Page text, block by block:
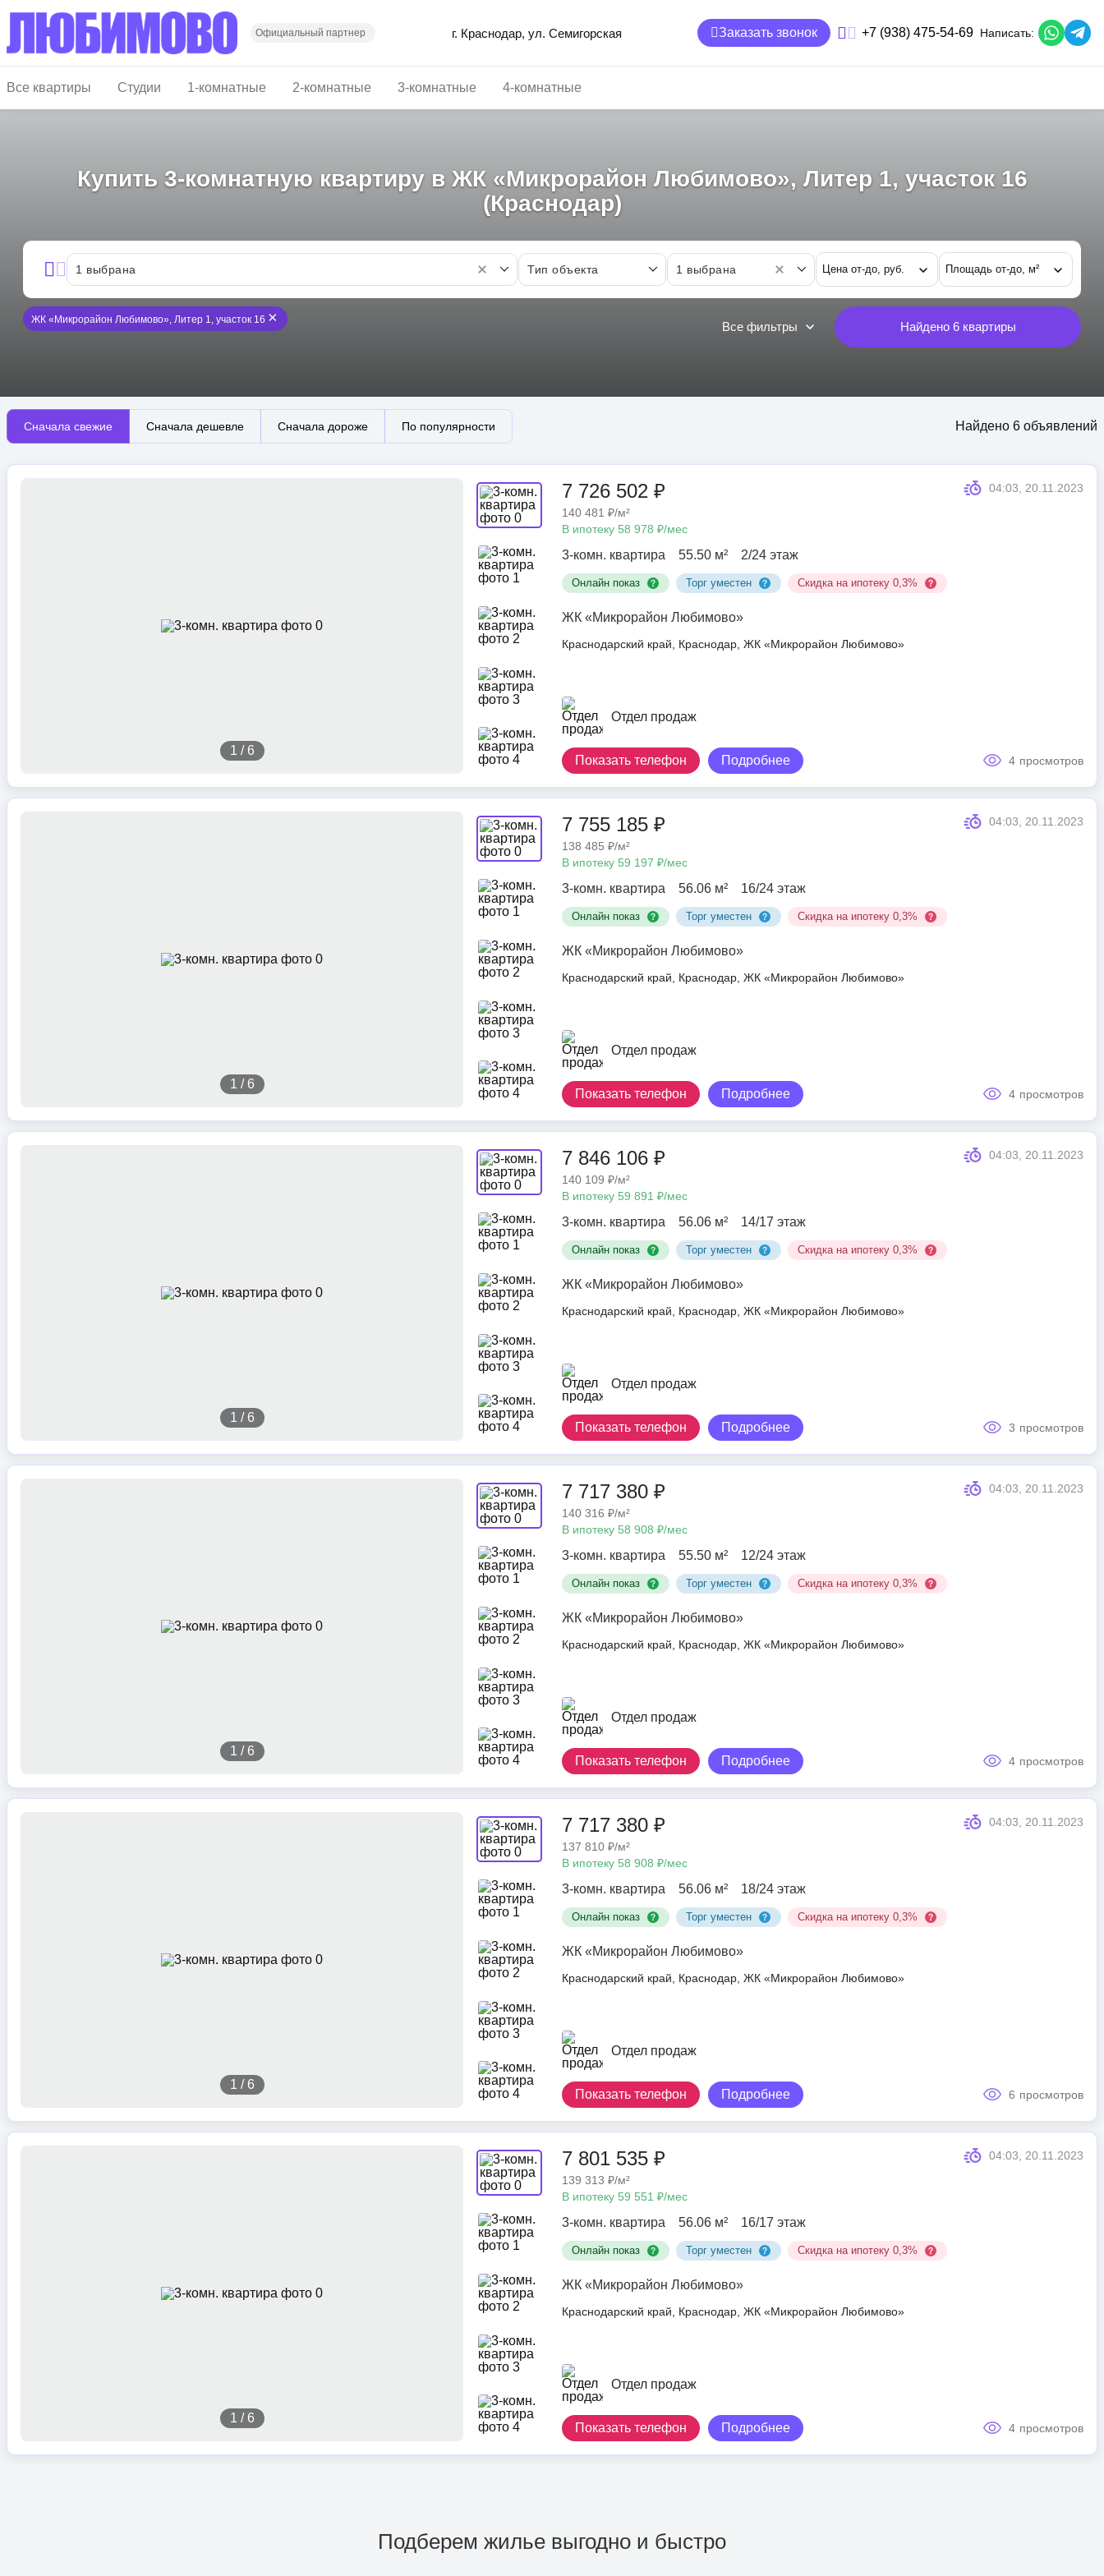
содержанию
Официальный партнер г. Краснодар, ул. Семигорская Заказать звонок +7 (938) 475-54-69 Написать:
Все квартиры Студии 1-комнатные 2-комнатные 3-комнатные 4-комнатные
Купить 3-комнатную квартиру в ЖК «Микрорайон Любимово», Литер 1, участок 16
(Краснодар)
1 выбрана Тип объекта 1 выбрана Цена от-до, руб. Площадь от-до, м²
ЖК «Микрорайон Любимово», Литер 1, участок 16 ×
Найдено 6квартиры
Все фильтры
Сначала свежие Сначала дешевле Сначала дороже По популярности Найдено 6 объявлений
1 /6
04:03, 20.11.2023
7 726 502 ₽
140 481 ₽/м²
В ипотеку 58 978 ₽/мес
3-комн. квартира 55.50 м² 2/24 этаж
Онлайн показ Торг уместен Скидка на ипотеку 0,3%
ЖК «Микрорайон Любимово»
Краснодарский край, Краснодар, ЖК «Микрорайон Любимово»
Отдел продаж
Показать телефон Подробнее 4 просмотров
1 /6
04:03, 20.11.2023
7 755 185 ₽
138 485 ₽/м²
В ипотеку 59 197 ₽/мес
3-комн. квартира 56.06 м² 16/24 этаж
Онлайн показ Торг уместен Скидка на ипотеку 0,3%
ЖК «Микрорайон Любимово»
Краснодарский край, Краснодар, ЖК «Микрорайон Любимово»
Отдел продаж
Показать телефон Подробнее 4 просмотров
1 /6
04:03, 20.11.2023
7 846 106 ₽
140 109 ₽/м²
В ипотеку 59 891 ₽/мес
3-комн. квартира 56.06 м² 14/17 этаж
Онлайн показ Торг уместен Скидка на ипотеку 0,3%
ЖК «Микрорайон Любимово»
Краснодарский край, Краснодар, ЖК «Микрорайон Любимово»
Отдел продаж
Показать телефон Подробнее 3 просмотров
1 /6
04:03, 20.11.2023
7 717 380 ₽
140 316 ₽/м²
В ипотеку 58 908 ₽/мес
3-комн. квартира 55.50 м² 12/24 этаж
Онлайн показ Торг уместен Скидка на ипотеку 0,3%
ЖК «Микрорайон Любимово»
Краснодарский край, Краснодар, ЖК «Микрорайон Любимово»
Отдел продаж
Показать телефон Подробнее 4 просмотров
1 /6
04:03, 20.11.2023
7 717 380 ₽
137 810 ₽/м²
В ипотеку 58 908 ₽/мес
3-комн. квартира 56.06 м² 18/24 этаж
Онлайн показ Торг уместен Скидка на ипотеку 0,3%
ЖК «Микрорайон Любимово»
Краснодарский край, Краснодар, ЖК «Микрорайон Любимово»
Отдел продаж
Показать телефон Подробнее 6 просмотров
1 /6
04:03, 20.11.2023
7 801 535 ₽
139 313 ₽/м²
В ипотеку 59 551 ₽/мес
3-комн. квартира 56.06 м² 16/17 этаж
Онлайн показ Торг уместен Скидка на ипотеку 0,3%
ЖК «Микрорайон Любимово»
Краснодарский край, Краснодар, ЖК «Микрорайон Любимово»
Отдел продаж
Показать телефон Подробнее 4 просмотров
Подберем жилье выгодно и быстро